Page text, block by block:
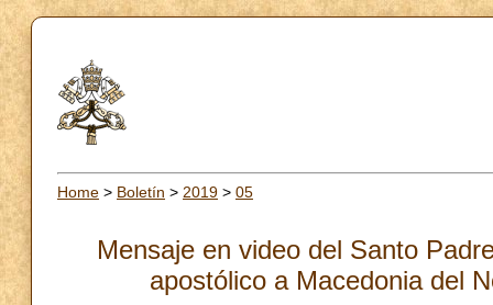
Home > Boletín > 2019 > 05
Mensaje en video del Santo
apostólico a Macedonia del